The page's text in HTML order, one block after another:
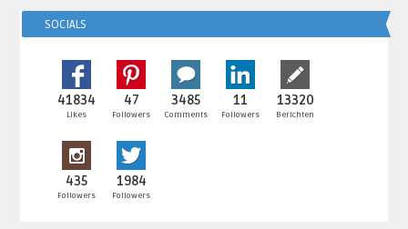
SOCIALS
41834
Likes
47
Followers
3485
Comments
11
Followers
13320
Berichten
435
Followers
1984
Followers